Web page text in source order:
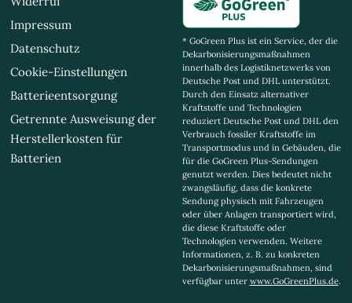
Impressum
Datenschutz
Cookie-Einstellungen
Batterieentsorgung
Getrennte Ausweisung der
Herstellerkosten für
Batterien
* GoGreen Plus ist ein Service, der die
Dekarbonisierungsmaßnahmen
innerhalb des Logistiknetzwerks von
Deutsche Post und DHL unterstützt.
Durch den Einsatz alternativer
Kraftstoffe und Technologien
reduziert Deutsche Post und DHL den
Verbrauch fossiler Kraftstoffe im
Transportmodus und in Gebäuden, die
für die GoGreen Plus-Sendungen
genutzt werden. Dies bedeutet nicht
zwangsläufig, dass die konkrete
Sendung physisch mit Fahrzeugen
oder über Anlagen transportiert wird,
die diese Kraftstoffe oder
Technologien verwenden. Weitere
Informationen, z. B. zu konkreten
Dekarbonisierungsmaßnahmen, sind
verfügbar unter www.GoGreenPlus.de.